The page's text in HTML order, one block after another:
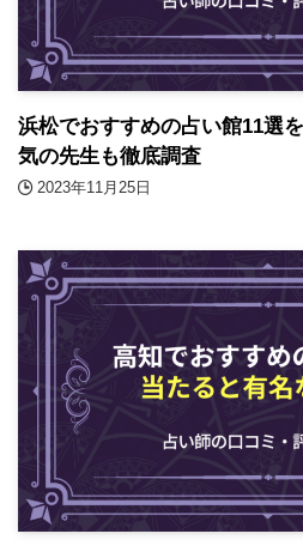
浜松でおすすめの占い館11選
気の先生も徹底調査
2023年11月25日